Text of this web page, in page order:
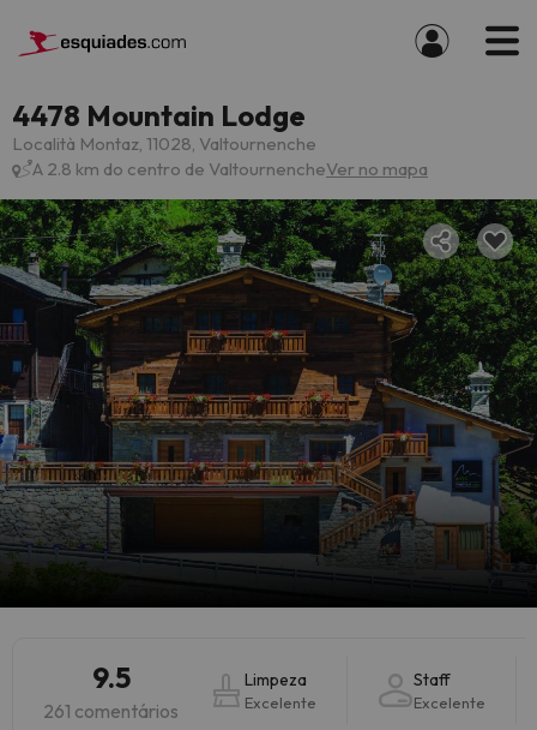
4478 Mountain Lodge
Località Montaz, 11028, Valtournenche
A 2.8 km do centro de ValtournencheVer no mapa
9.5
261 comentários
Limpeza
Excelente
Staff
Excelente